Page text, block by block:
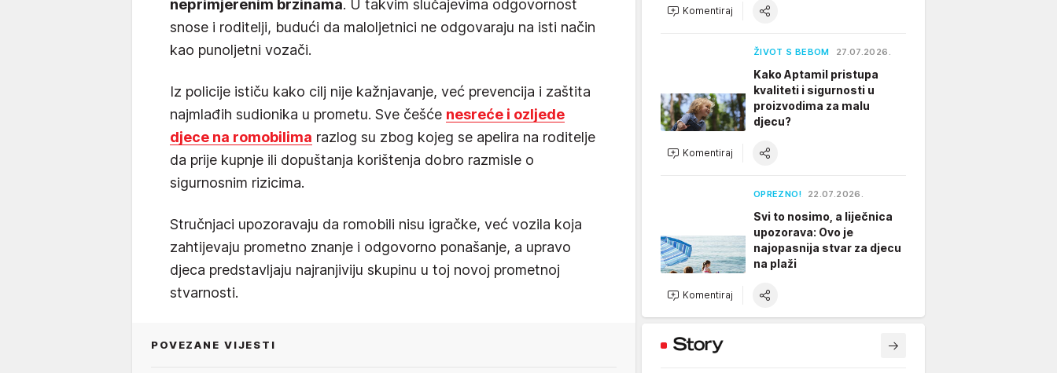
neprimjerenim brzinama. U takvim slučajevima odgovornost
snose i roditelji, budući da maloljetnici ne odgovaraju na isti način
kao punoljetni vozači.
Iz policije ističu kako cilj nije kažnjavanje, već prevencija i zaštita
najmlađih sudionika u prometu. Sve češće nesreće i ozljede
djece na romobilima razlog su zbog kojeg se apelira na roditelje
da prije kupnje ili dopuštanja korištenja dobro razmisle o
sigurnosnim rizicima.
Stručnjaci upozoravaju da romobili nisu igračke, već vozila koja
zahtijevaju prometno znanje i odgovorno ponašanje, a upravo
djeca predstavljaju najranjiviju skupinu u toj novoj prometnoj
stvarnosti.
POVEZANE VIJESTI
Komentiraj
ŽIVOT S BEBOM 27.07.2026.
Kako Aptamil pristupa
kvaliteti i sigurnosti u
proizvodima za malu
djecu?
Komentiraj
OPREZNO! 22.07.2026.
Svi to nosimo, a liječnica
upozorava: Ovo je
najopasnija stvar za djecu
na plaži
Komentiraj